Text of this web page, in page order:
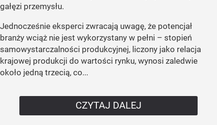
gałęzi przemysłu.
Jednocześnie eksperci zwracają uwagę, że potencjał
branży wciąż nie jest wykorzystany w pełni – stopień
samowystarczalności produkcyjnej, liczony jako relacja
krajowej produkcji do wartości rynku, wynosi zaledwie
około jedną trzecią, co...
CZYTAJ DALEJ